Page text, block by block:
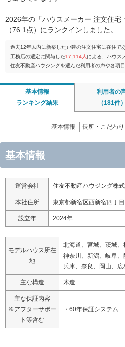
2026年の「ハウスメーカー 注文住宅
（76.1点）にランクインしました。
過去12年以内に新築した戸建の注文住宅に在住で
工務店の選定に関与した17,114人 による、ハウス
住友不動産ハウジングを選んだ利用者の声や各項目
基本情報
ランキング結果
利用者の
（181件）
基本情報 長所・こだわり
基本情報
運営会社 住友不動産ハウジング株
本社住所 東京都新宿区西新宿四丁
設立年 2024年
モデルハウス所在
地
北海道、宮城、茨城、
神奈川、新潟、岐阜、
兵庫、奈良、岡山、広
主な構造 木造
主な保証内容
※アフターサポー
ト等含む
・60年保証システム